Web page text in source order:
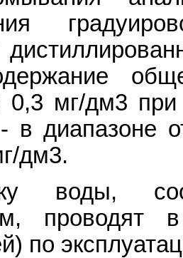
0,3 мг/дм3
в диапазоне
дм3.
воды,
проводят
по